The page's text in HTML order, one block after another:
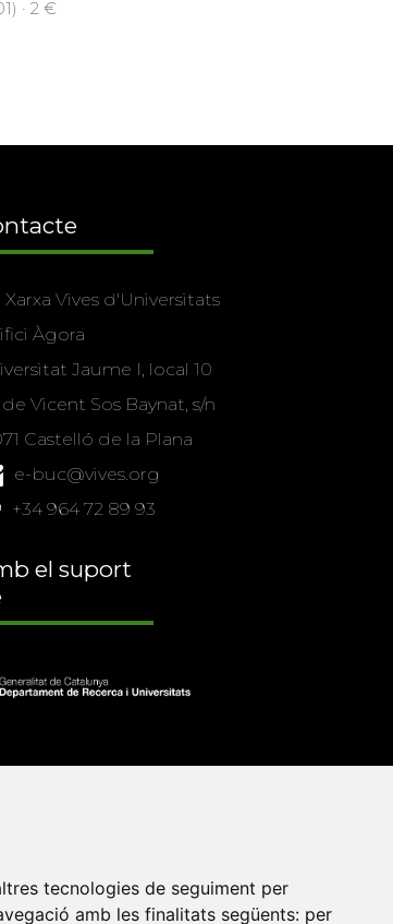
tecnologies de seguiment per
amb les finalitats següents: per
· 2 €
Xarxa Vives d'Universitats
Àgora
Jaume I, local 10
de Vicent Sos Baynat, s/n
Castelló de la Plana
e-buc@vives.org
+34 964 72 89 93
el suport